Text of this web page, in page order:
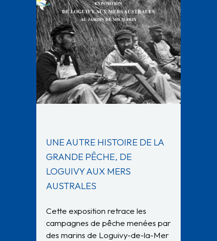
UNE AUTRE HISTOIRE DE LA
GRANDE PÊCHE, DE
LOGUIVY AUX MERS
AUSTRALES
Cette exposition retrace les
campagnes de pêche menées par
des marins de Loguivy-de-la-Mer